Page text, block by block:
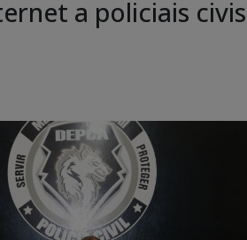
a policiais civis